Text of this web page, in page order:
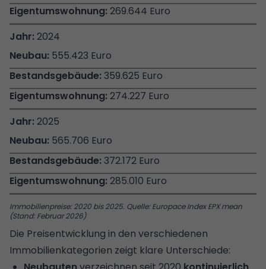
Immobilienpreise: 2020 bis 2025. Quelle: Europace Index EPX mean
(Stand: Februar 2026)
269.644 Euro
2024
555.423 Euro
359.625 Euro
274.227 Euro
2025
565.706 Euro
372.172 Euro
285.010 Euro
Die Preisentwicklung in den verschiedenen
Immobilienkategorien zeigt klare Unterschiede: